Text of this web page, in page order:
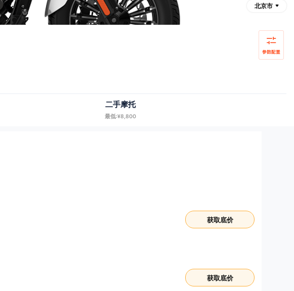
北京市
二手摩托
最低:¥8,800
获取底价
获取底价